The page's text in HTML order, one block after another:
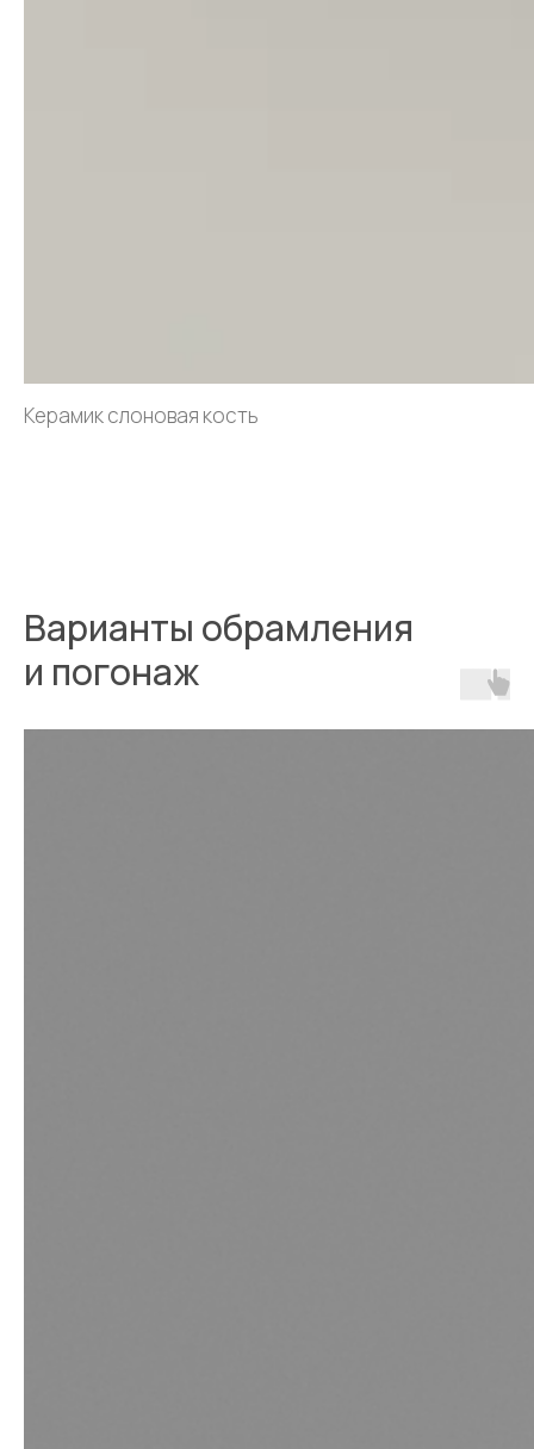
Керамик слоновая кость
Варианты обрамления
и погонаж